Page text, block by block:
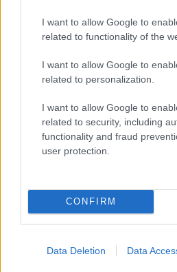
I want to allow Google to
related to functionality of the
I want to allow Google to
related to personalization.
I want to allow Google to
related to security, including
functionality and fraud
user protection.
CONFIRM
Data Deletion Data